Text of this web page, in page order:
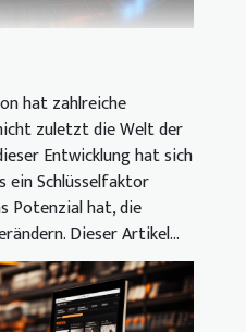
hat zahlreiche
zuletzt die Welt der
Entwicklung hat sich
ein Schlüsselfaktor
Potenzial hat, die
Dieser Artikel...